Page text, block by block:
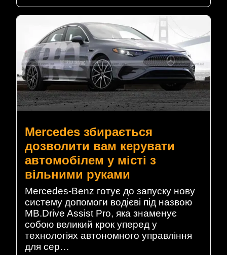
Mercedes збирається
дозволити вам керувати
автомобілем у місті з
вільними руками
Mercedes-Benz готує до запуску нову
систему допомоги водієві під назвою
MB.Drive Assist Pro, яка знаменує
собою великий крок уперед у
технологіях автономного управління
для сер…